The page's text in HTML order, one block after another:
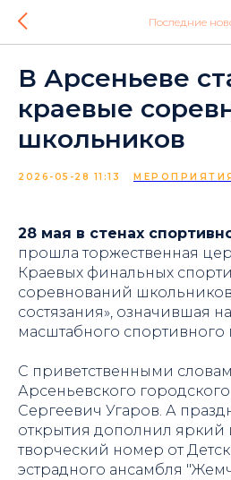
Последние
В Арсеньеве
краевые
школьников
2026-05-28 11:13
28 мая в стенах
прошла торжественная
Краевых финальных
соревнований
состязания», означившая
масштабного спортивного
С приветственными
Арсеньевского
Сергеевич Угаров. А
открытия дополнил
творческий номер от
эстрадного ансамбля